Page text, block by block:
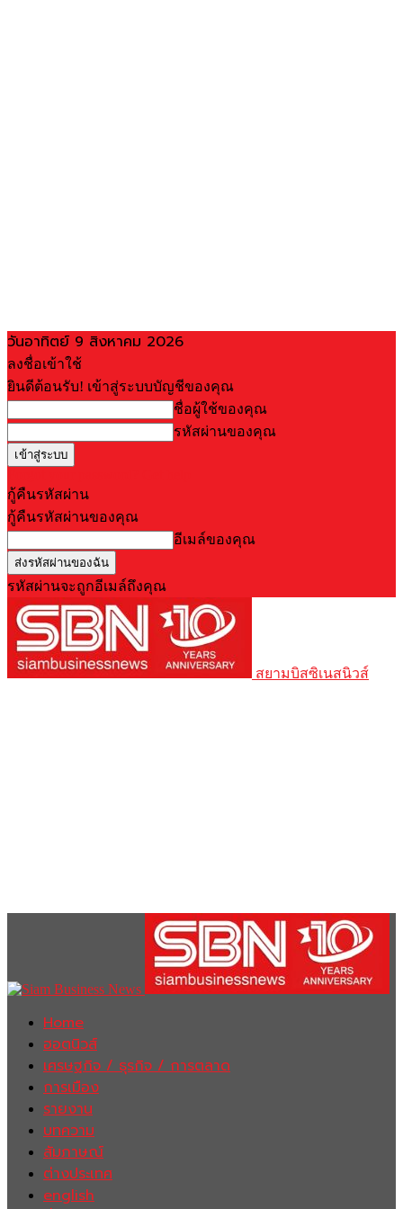
วันอาทิตย์ 9 สิงหาคม 2026
ลงชื่อเข้าใช้
ยินดีต้อนรับ! เข้าสู่ระบบบัญชีของคุณ
ชื่อผู้ใช้ของคุณ
รหัสผ่านของคุณ
กู้คืนรหัสผ่าน
กู้คืนรหัสผ่านของคุณ
อีเมล์ของคุณ
รหัสผ่านจะถูกอีเมล์ถึงคุณ
สยามบิสซิเนสนิวส์
Home
ฮอตนิวส์
เศรษฐกิจ / ธุรกิจ / การตลาด
การเมือง
รายงาน
บทความ
สัมภาษณ์
ต่างประเทศ
english